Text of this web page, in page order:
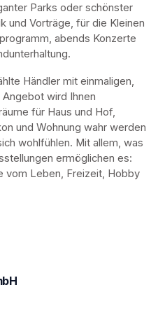
Parks oder schönster
und Vorträge, für die Kleinen
abends Konzerte
Händler mit einmaligen,
wird Ihnen
für Haus und Hof,
und Wohnung wahr werden
wohlfühlen. Mit allem, was
ermöglichen es:
vom Leben, Freizeit, Hobby